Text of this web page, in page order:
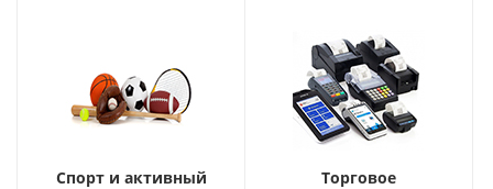
Спорт и активный
Торговое